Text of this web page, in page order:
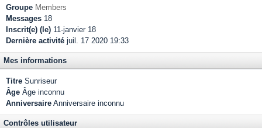
Groupe Members
Messages 18
Inscrit(e) (le) 11-janvier 18
Dernière activité juil. 17 2020 19:33
Mes informations
Titre Sunriseur
Âge Âge inconnu
Anniversaire Anniversaire inconnu
Contrôles utilisateur